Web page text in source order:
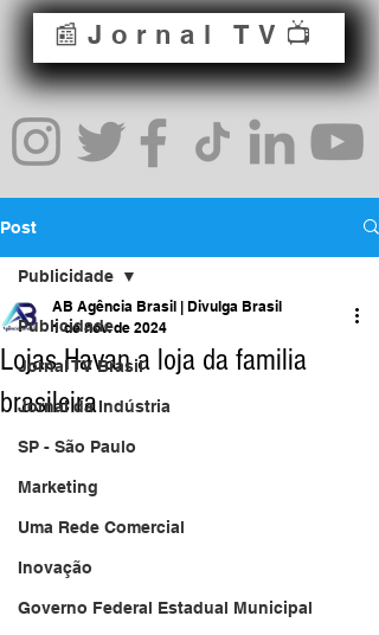
📰Jornal TV📺
Post
Publicidade
Jornal TV Brasil
Jornal da Indústria
SP - São Paulo
Marketing
Uma Rede Comercial
Inovação
Governo Federal Estadual Municipal
Publicidade
Lojas Havan a loja da familia
brasileira
AB Agência Brasil | Divulga Brasil
1 de nov. de 2024